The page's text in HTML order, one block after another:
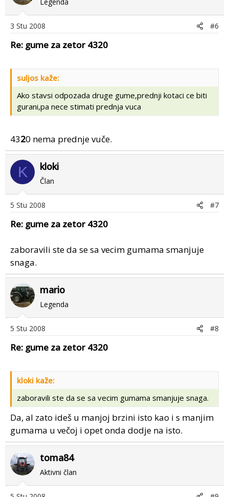
3 Stu 2008 #6
Re: gume za zetor 4320
suljos kaže:
Ako stavsi odpozada druge gume,prednji kotaci ce biti
gurani,pa nece stimati prednja vuca
4320 nema prednje vuče.
K kloki
Član
5 Stu 2008 #7
Re: gume za zetor 4320
zaboravili ste da se sa vecim gumama smanjuje
snaga.
mario
Legenda
5 Stu 2008 #8
Re: gume za zetor 4320
kloki kaže:
zaboravili ste da se sa vecim gumama smanjuje snaga.
Da, al zato ideš u manjoj brzini isto kao i s manjim
gumama u večoj i opet onda dodje na isto.
toma84
Aktivni član